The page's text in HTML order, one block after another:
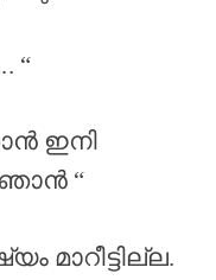
“
ഇനി
“
മാറീട്ടില്ല.